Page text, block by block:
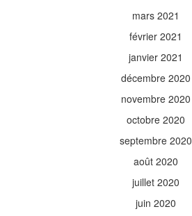
mars 2021
février 2021
janvier 2021
décembre 2020
novembre 2020
octobre 2020
septembre 2020
août 2020
juillet 2020
juin 2020